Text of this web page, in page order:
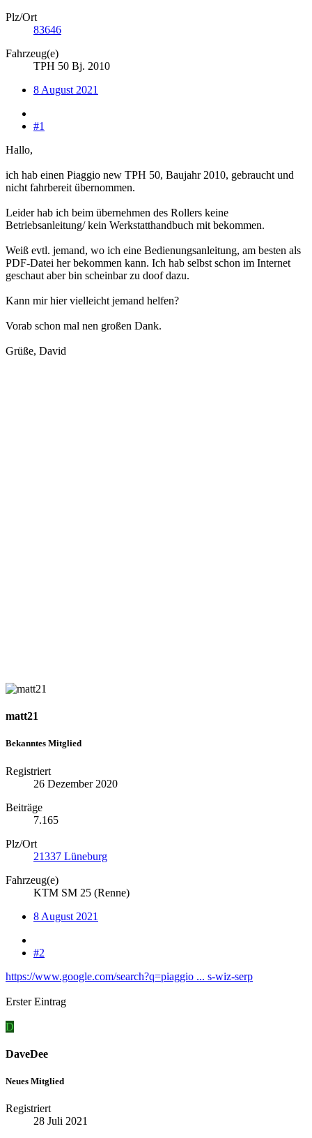
Plz/Ort
83646
Fahrzeug(e)
TPH 50 Bj. 2010
8 August 2021
#1
Hallo,
ich hab einen Piaggio new TPH 50, Baujahr 2010, gebraucht und
nicht fahrbereit übernommen.
Leider hab ich beim übernehmen des Rollers keine
Betriebsanleitung/ kein Werkstatthandbuch mit bekommen.
Weiß evtl. jemand, wo ich eine Bedienungsanleitung, am besten als
PDF-Datei her bekommen kann. Ich hab selbst schon im Internet
geschaut aber bin scheinbar zu doof dazu.
Kann mir hier vielleicht jemand helfen?
Vorab schon mal nen großen Dank.
Grüße, David
matt21
Bekanntes Mitglied
Registriert
26 Dezember 2020
Beiträge
7.165
Plz/Ort
21337 Lüneburg
Fahrzeug(e)
KTM SM 25 (Renne)
8 August 2021
#2
https://www.google.com/search?q=piaggio ... s-wiz-serp
Erster Eintrag
D
DaveDee
Neues Mitglied
Registriert
28 Juli 2021